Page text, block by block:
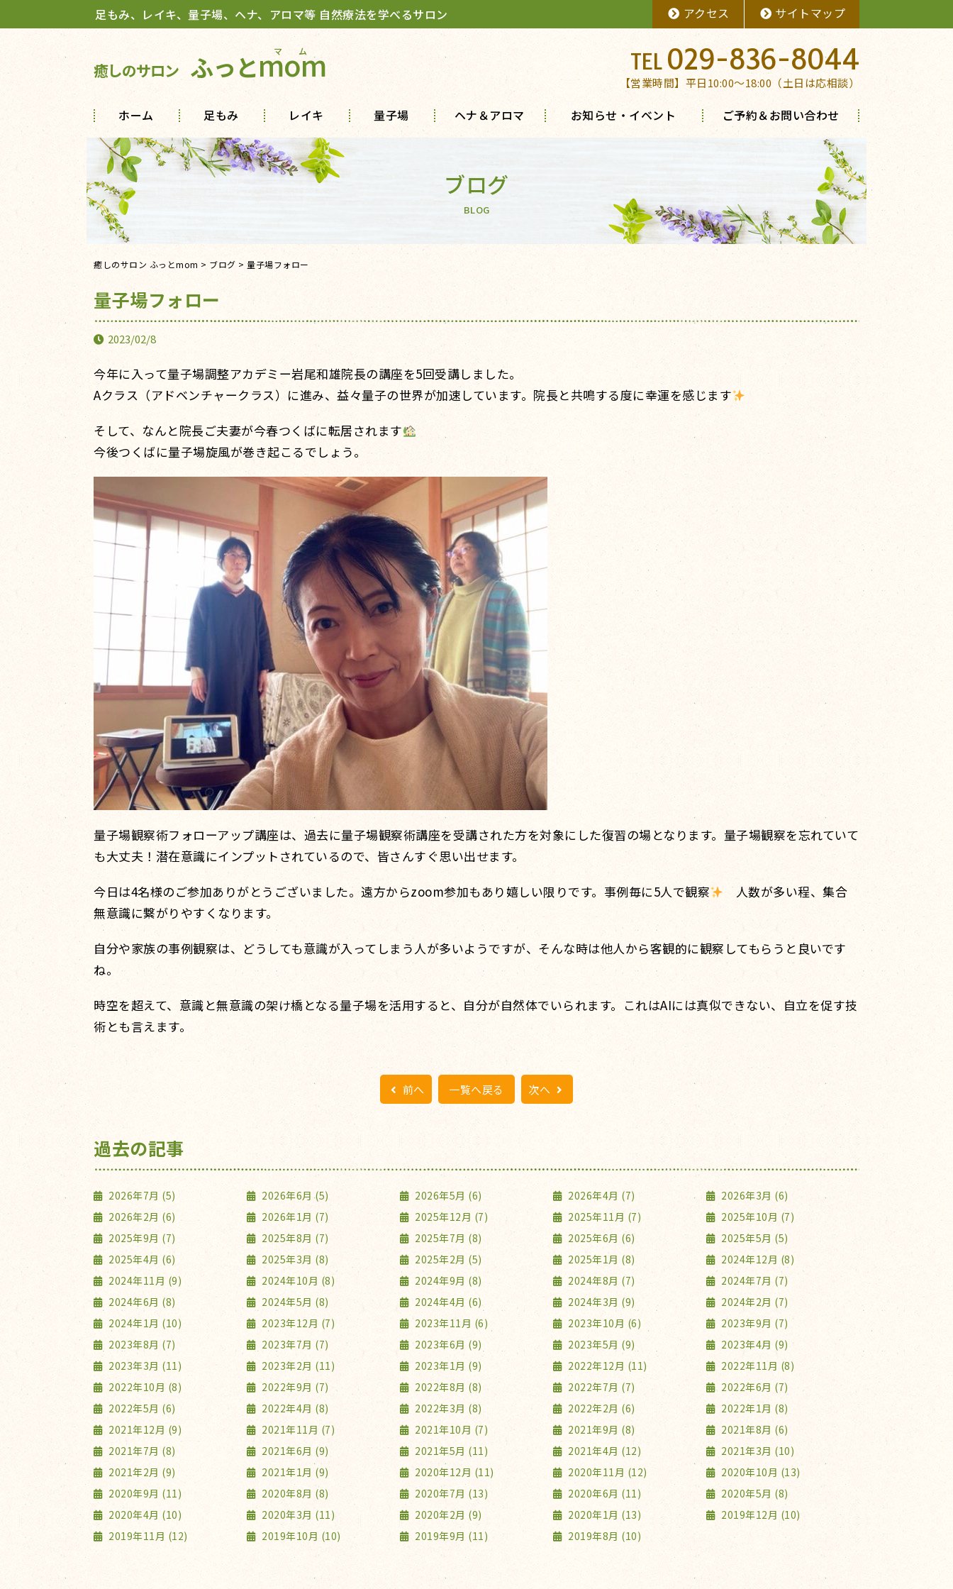
足もみ、レイキ、量子場、ヘナ、アロマ等 自然療法を学べるサロン アクセス サイトマップ
癒しのサロン ふっとmom 029-836-8044
【営業時間】平日10:00～18:00（土日は応相談）
ホーム 足もみ レイキ 量子場 ヘナ＆アロマ お知らせ・イベント ご予約＆お問い合わせ
ブログ
BLOG
癒しのサロン ふっとmom > ブログ > 量子場フォロー
量子場フォロー
2023/02/8
今年に入って量子場調整アカデミー岩尾和雄院長の講座を5回受講しました。
Aクラス（アドベンチャークラス）に進み、益々量子の世界が加速しています。院長と共鳴する度に幸運を感じます
そして、なんと院長ご夫妻が今春つくばに転居されます
今後つくばに量子場旋風が巻き起こるでしょう。
量子場観察術フォローアップ講座は、過去に量子場観察術講座を受講された方を対象にした復習の場となります。量子場観察を忘れていて
も大丈夫！潜在意識にインプットされているので、皆さんすぐ思い出せます。
今日は4名様のご参加ありがとうございました。遠方からzoom参加もあり嬉しい限りです。事例毎に5人で観察
人数が多い程、集合
無意識に繋がりやすくなります。
自分や家族の事例観察は、どうしても意識が入ってしまう人が多いようですが、そんな時は他人から客観的に観察してもらうと良いです
ね。
時空を超えて、意識と無意識の架け橋となる量子場を活用すると、自分が自然体でいられます。これはAIには真似できない、自立を促す技
術とも言えます。
前へ 一覧へ戻る 次へ
過去の記事
2026年7月 (5) 2026年6月 (5) 2026年5月 (6) 2026年4月 (7)
2026年3月 (6)
2026年2月 (6)
2026年1月 (7) 2025年12月 (7) 2025年11月 (7)
2025年10月 (7)
2025年9月 (7)
2025年8月 (7) 2025年7月 (8) 2025年6月 (6)
2025年5月 (5)
2025年4月 (6)
2025年3月 (8) 2025年2月 (5) 2025年1月 (8)
2024年12月 (8)
2024年11月 (9)
2024年10月 (8) 2024年9月 (8) 2024年8月 (7)
2024年7月 (7)
2024年6月 (8)
2024年5月 (8) 2024年4月 (6) 2024年3月 (9)
2024年2月 (7)
2024年1月 (10)
2023年12月 (7) 2023年11月 (6) 2023年10月 (6)
2023年9月 (7)
2023年8月 (7)
2023年7月 (7) 2023年6月 (9) 2023年5月 (9)
2023年4月 (9)
2023年3月 (11)
2023年2月 (11) 2023年1月 (9) 2022年12月 (11)
2022年11月 (8)
2022年10月 (8)
2022年9月 (7) 2022年8月 (8) 2022年7月 (7)
2022年6月 (7)
2022年5月 (6)
2022年4月 (8) 2022年3月 (8) 2022年2月 (6)
2022年1月 (8)
2021年12月 (9)
2021年11月 (7) 2021年10月 (7) 2021年9月 (8)
2021年8月 (6)
2021年7月 (8)
2021年6月 (9) 2021年5月 (11) 2021年4月 (12)
2021年3月 (10)
2021年2月 (9)
2021年1月 (9) 2020年12月 (11) 2020年11月 (12)
2020年10月 (13)
2020年9月 (11)
2020年8月 (8) 2020年7月 (13) 2020年6月 (11)
2020年5月 (8)
2020年4月 (10)
2020年3月 (11) 2020年2月 (9) 2020年1月 (13)
2019年12月 (10)
2019年11月 (12)
2019年10月 (10) 2019年9月 (11) 2019年8月 (10)